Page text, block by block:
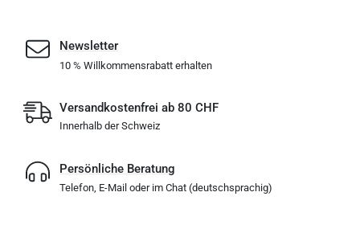
Newsletter
10 % Willkommensrabatt erhalten
Versandkostenfrei ab 80 CHF
Innerhalb der Schweiz
Persönliche Beratung
Telefon, E-Mail oder im Chat (deutschsprachig)